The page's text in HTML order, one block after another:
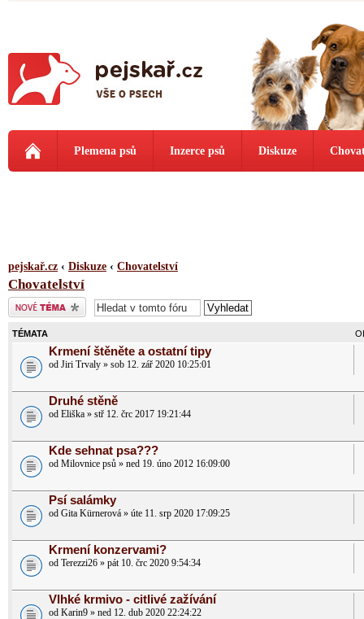
Plemena psů Inzerce psů Diskuze
pejskař.cz ‹ Diskuze ‹ Chovatelství
Chovatelství
Odeslat nové téma
TÉMATA
Krmení štěněte a ostatní tipy
od Jiri Trvaly » sob 12. zář 2020 10:25:01
Druhé stěně
od Eliška » stř 12. črc 2017 19:21:44
Kde sehnat psa???
od Milovnice psů » ned 19. úno 2012 16:09:00
Psí salámky
od Gita Kürnerová » úte 11. srp 2020 17:09:25
Krmení konzervami?
od Terezzi26 » pát 10. črc 2020 9:54:34
Vlhké krmivo - citlivé zažívání
od Karin9 » ned 12. dub 2020 22:24:22